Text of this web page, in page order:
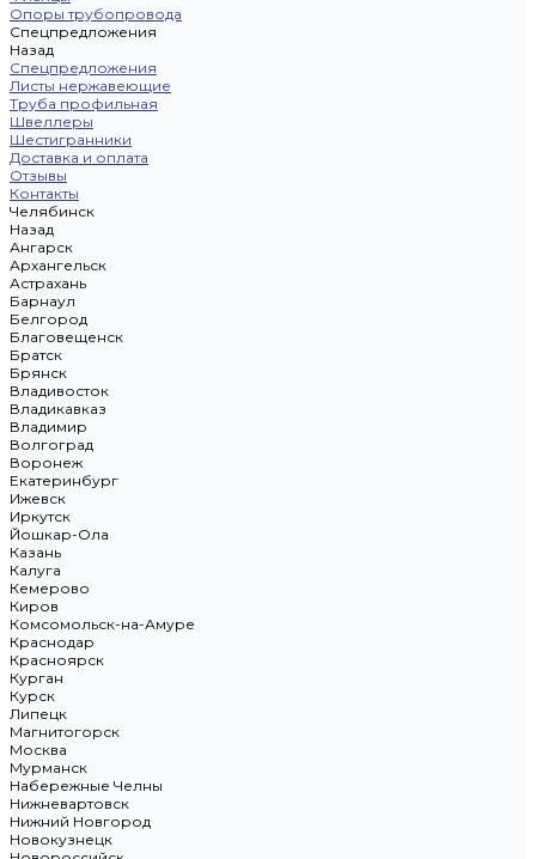
Опоры трубопровода
Спецпредложения
Назад
Спецпредложения
Листы нержавеющие
Труба профильная
Швеллеры
Шестигранники
Доставка и оплата
Отзывы
Контакты
Челябинск
Назад
Ангарск
Архангельск
Астрахань
Барнаул
Белгород
Благовещенск
Братск
Брянск
Владивосток
Владикавказ
Владимир
Волгоград
Воронеж
Екатеринбург
Ижевск
Иркутск
Йошкар-Ола
Казань
Калуга
Кемерово
Киров
Комсомольск-на-Амуре
Краснодар
Красноярск
Курган
Курск
Липецк
Магнитогорск
Москва
Мурманск
Набережные Челны
Нижневартовск
Нижний Новгород
Новокузнецк